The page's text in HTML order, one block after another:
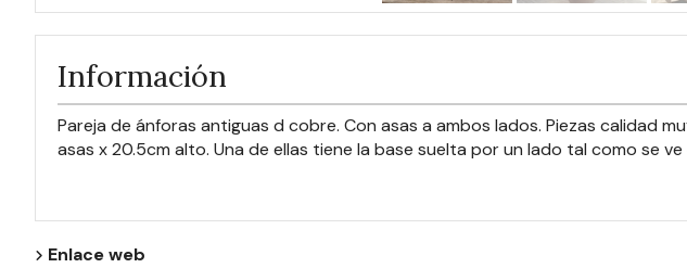
Información
Pareja de ánforas antiguas d cobre. Con asas a ambos lados. Piezas calidad
asas x 20.5cm alto. Una de ellas tiene la base suelta por un lado tal como se
Enlace web